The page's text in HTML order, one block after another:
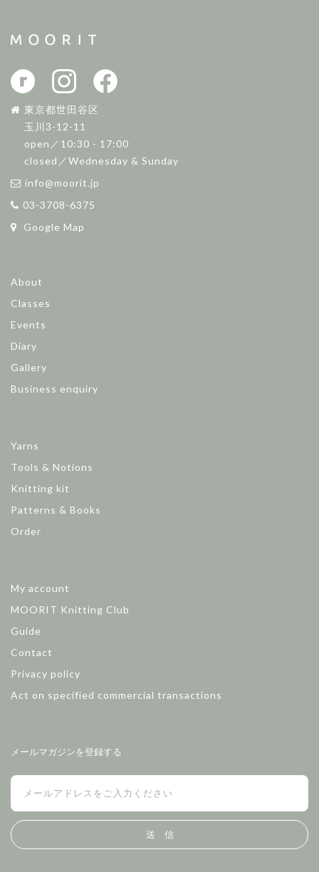
東京都世田谷区
玉川3-12-11
open／10:30 - 17:00
closed／Wednesday & Sunday
info@moorit.jp
03-3708-6375
Google Map
About
Classes
Events
Diary
Gallery
Business enquiry
Yarns
Tools & Notions
Knitting kit
Patterns & Books
Order
My account
MOORIT Knitting Club
Guide
Contact
Privacy policy
Act on specified commercial transactions
メールマガジンを登録する
送 信